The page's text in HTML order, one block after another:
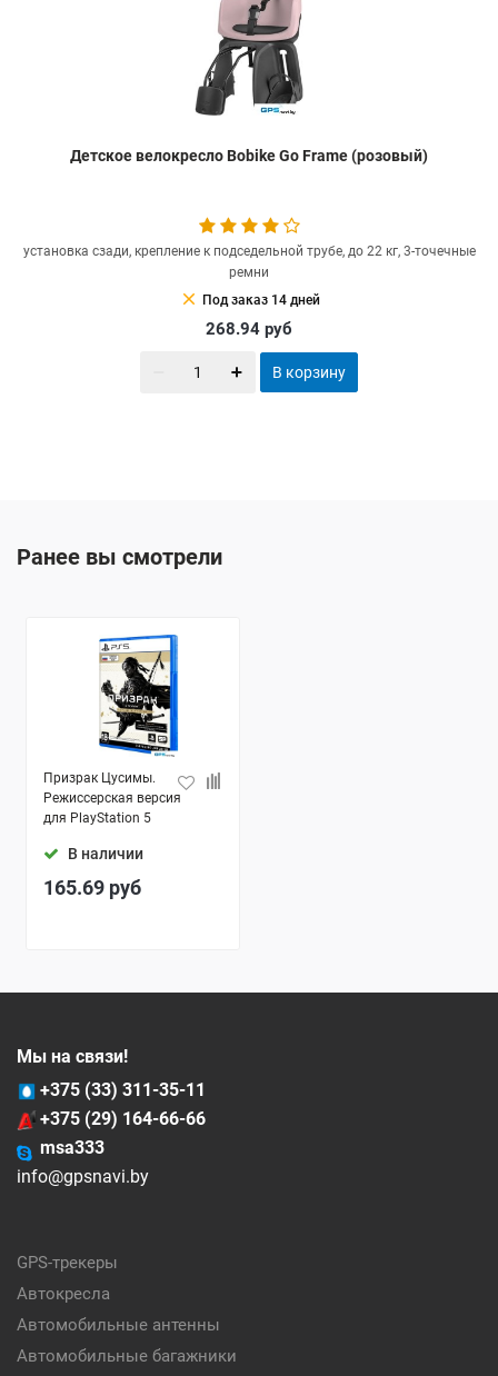
Детское велокресло Bobike Go Frame (розовый)
установка сзади, крепление к подседельной трубе, до 22 кг, 3-точечные
ремни
clear Под заказ 14 дней
268.94 руб
В корзину
Ранее вы смотрели
Призрак Цусимы.
Режиссерская версия
для PlayStation 5
В наличии
165.69 руб
Мы на связи!
+375 (33) 311-35-11
+375 (29) 164-66-66
msa333
info@gpsnavi.by
GPS-трекеры
Автокресла
Автомобильные антенны
Автомобильные багажники